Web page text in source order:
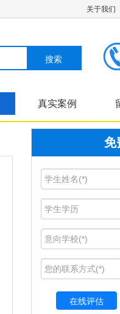
关于我们
真实案例
免